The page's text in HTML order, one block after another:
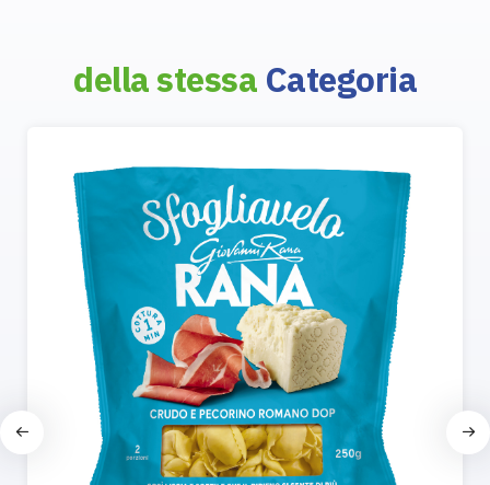
della stessa Categoria